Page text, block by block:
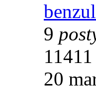
9
11411
20